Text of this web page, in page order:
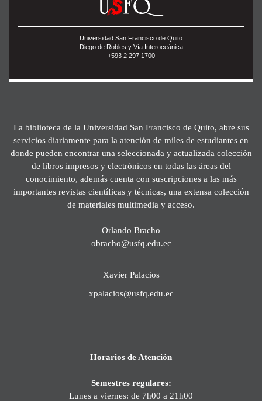
Universidad San Francisco de Quito
Diego de Robles y Vía Interoceánica
+593 2 297 1700
La biblioteca de la Universidad San Francisco de Quito, abre sus
servicios diariamente para la atención de miles de estudiantes en
donde pueden encontrar una seleccionada y actualizada colección
de libros impresos y electrónicos en todas las áreas del
conocimiento, además cuenta con suscripciones a las más
importantes revistas científicas y técnicas, una extensa colección
de materiales multimedia y acceso.
Orlando Bracho
obracho@usfq.edu.ec
Xavier Palacios
xpalacios@usfq.edu.ec
Horarios de Atención
Semestres regulares:
Lunes a viernes: de 7h00 a 21h00